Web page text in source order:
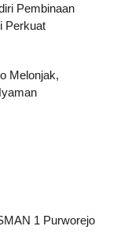
Pembinaan
Perkuat
Melonjak,
1 Purworejo